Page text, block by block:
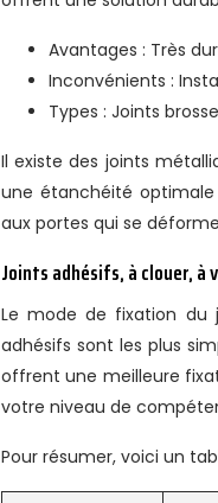
Avantages : Très
Inconvénients :
Types : Joints
Il existe des joints
une étanchéité
aux portes qui se
Joints adhésifs, à clouer,
Le mode de fixation du
adhésifs sont les plus
offrent une meilleure
votre niveau de
Pour résumer, voici un